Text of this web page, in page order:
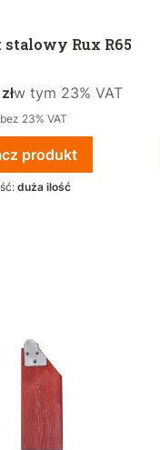
stalowy Rux R65
w tym %s VAT
w tym 23% VAT
bez 23% VAT
produkt
duża ilość